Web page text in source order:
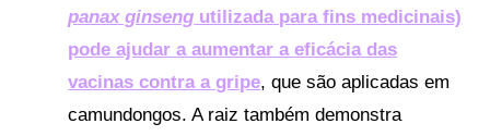
panax ginseng utilizada para fins medicinais)
pode ajudar a aumentar a eficácia das
vacinas contra a gripe, que são aplicadas em
camundongos. A raiz também demonstra